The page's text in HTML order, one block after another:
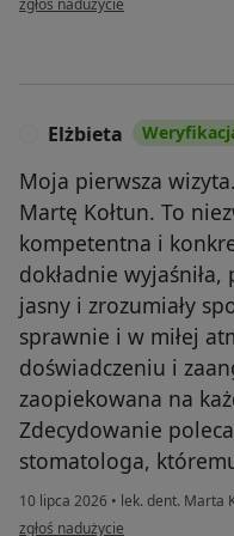
zgłoś nadużycie
Elżbieta
Moja pierwsza
Martę Kołtun. To
kompetentna i
dokładnie
jasny i zrozumiały
sprawnie i w miłej
doświadczeniu i
zaopiekowana na
Zdecydowanie
stomatologa,
10 lipca 2026 • lek. dent. Marta
w opinii użytkownika Elżbieta
zgłoś nadużycie